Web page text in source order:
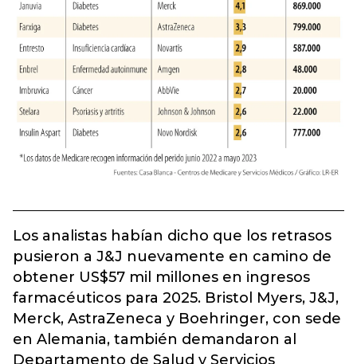
Los analistas habían dicho que los retrasos
pusieron a J&J nuevamente en camino de
obtener US$57 mil millones en ingresos
farmacéuticos para 2025. Bristol Myers, J&J,
Merck, AstraZeneca y Boehringer, con sede
en Alemania, también demandaron al
Departamento de Salud y Servicios